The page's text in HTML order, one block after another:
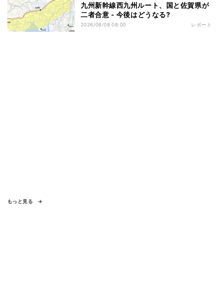
九州新幹線西九州ルート、国と佐賀県が
二者合意 - 今後はどうなる?
2026/08/08 08:00 レポート
もっと見る